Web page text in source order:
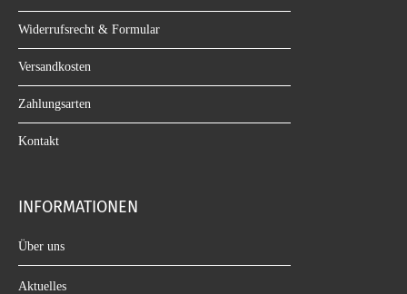
Widerrufsrecht & Formular
Versandkosten
Zahlungsarten
Kontakt
INFORMATIONEN
Über uns
Aktuelles